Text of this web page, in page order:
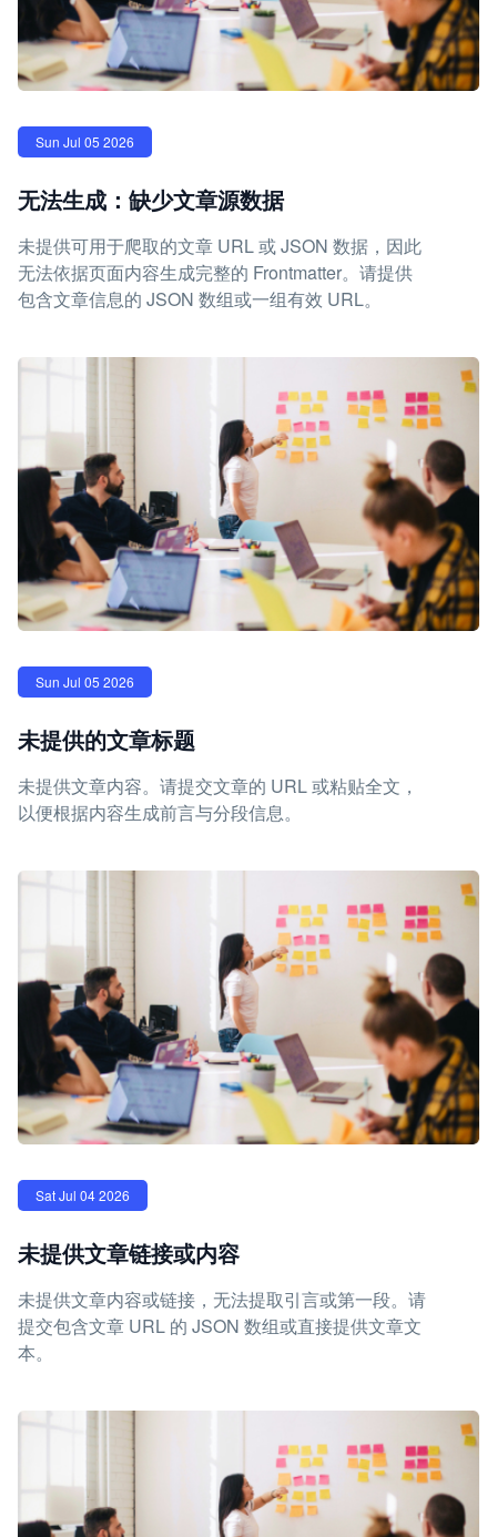
Sun Jul 05 2026
无法生成：缺少文章源数据
未提供可用于爬取的文章 URL 或 JSON 数据，因此
无法依据页面内容生成完整的 Frontmatter。请提供
包含文章信息的 JSON 数组或一组有效 URL。
Sun Jul 05 2026
未提供的文章标题
未提供文章内容。请提交文章的 URL 或粘贴全文，
以便根据内容生成前言与分段信息。
Sat Jul 04 2026
未提供文章链接或内容
未提供文章内容或链接，无法提取引言或第一段。请
提交包含文章 URL 的 JSON 数组或直接提供文章文
本。